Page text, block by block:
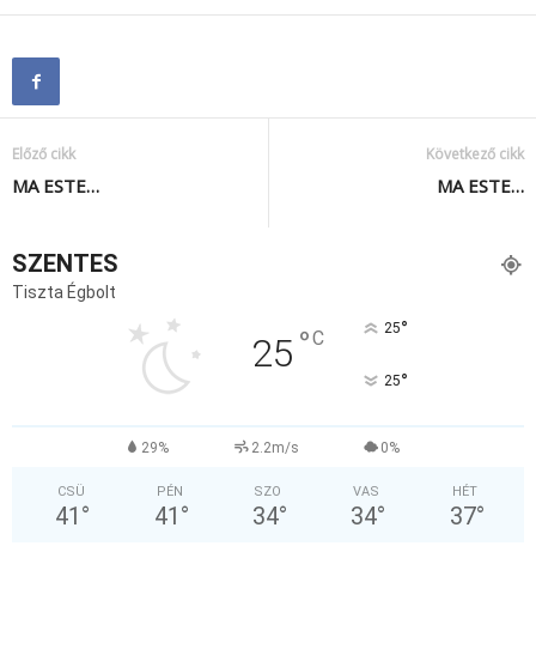
Előző cikk
MA ESTE…
Következő cikk
MA ESTE…
SZENTES
Tiszta Égbolt
25 °C 25°
25°
29% 2.2m/s 0%
CSÜ
41 °
PÉN
41 °
SZO
34°
VAS
34°
HÉT
37°